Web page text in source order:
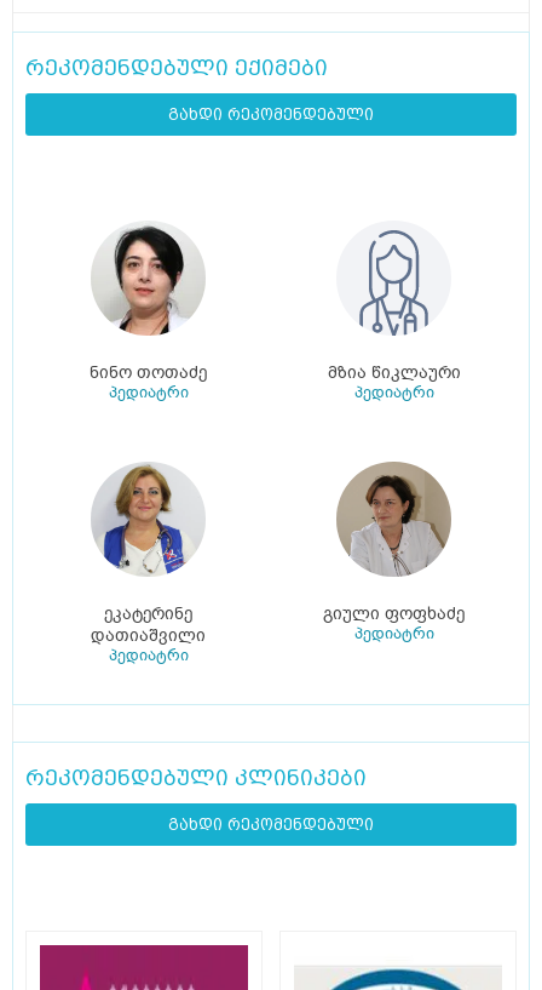
რეკომენდებული ექიმები
გახდი რეკომენდებული
ნინო თოთაძე
პედიატრი
მზია წიკლაური
პედიატრი
ეკატერინე
დათიაშვილი
პედიატრი
გიული ფოფხაძე
პედიატრი
რეკომენდებული კლინიკები
გახდი რეკომენდებული